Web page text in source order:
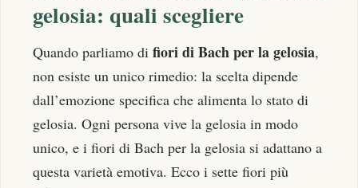
gelosia: quali scegliere
Quando parliamo di fiori di Bach per la gelosia,
non esiste un unico rimedio: la scelta dipende
dall’emozione specifica che alimenta lo stato di
gelosia. Ogni persona vive la gelosia in modo
unico, e i fiori di Bach per la gelosia si adattano a
questa varietà emotiva. Ecco i sette fiori più